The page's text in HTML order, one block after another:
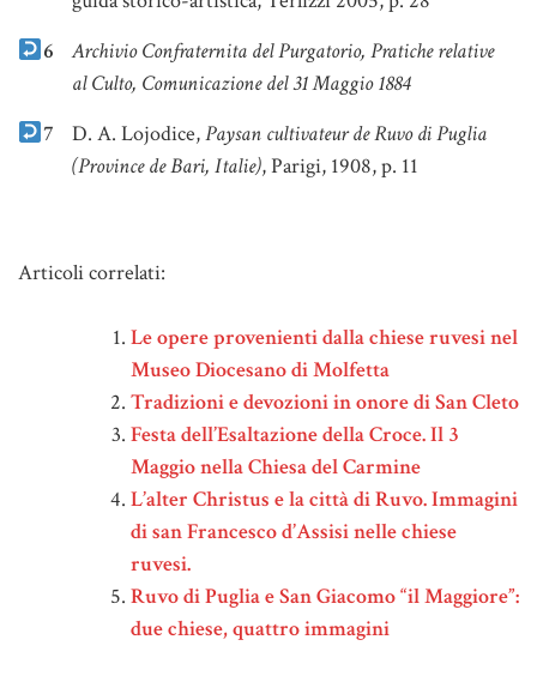
6
Archivio Confraternita del Purgatorio, Pratiche relative
al Culto, Comunicazione del 31 Maggio 1884
7
D. A. Lojodice,Paysan cultivateur de Ruvo di Puglia
(Province de Bari, Italie), Parigi, 1908, p. 11
Articoli correlati:
Le opere provenienti dalla chiese ruvesi nel
Museo Diocesano di Molfetta
Tradizioni e devozioni in onore di San Cleto
Festa dell’Esaltazione della Croce. Il 3
Maggio nella Chiesa del Carmine
L’alter Christus e la città di Ruvo. Immagini
di san Francesco d’Assisi nelle chiese
ruvesi.
Ruvo di Puglia e San Giacomo “il Maggiore”:
due chiese, quattro immagini